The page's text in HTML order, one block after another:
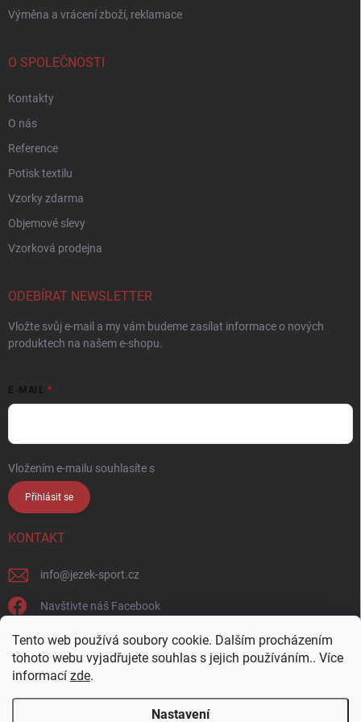
Tento web používá soubory cookie. Dalším procházením
tohoto webu vyjadřujete souhlas s jejich používáním.. Více
informací zde.
Nastavení
Výměna a vrácení zboží, reklamace
O SPOLEČNOSTI
Kontakty
O nás
Reference
Potisk textilu
Vzorky zdarma
Objemové slevy
Vzorková prodejna
ODEBÍRAT NEWSLETTER
Vložte svůj e-mail a my vám budeme zasílat informace o nových
produktech na našem e-shopu.
E-MAIL
Vložením e-mailu souhlasíte s
Přihlásit se
KONTAKT
info@jezek-sport.cz
Navštivte náš Facebook
jezek_sport_np/